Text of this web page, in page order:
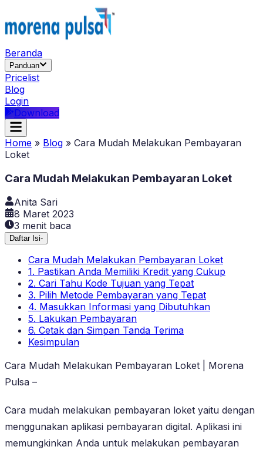
Beranda
Panduan
Pricelist
Blog
Login
Download
Home » Blog » Cara Mudah Melakukan Pembayaran
Loket
Cara Mudah Melakukan Pembayaran Loket
Anita Sari
8 Maret 2023
3 menit baca
Daftar Isi-
Cara Mudah Melakukan Pembayaran Loket
1. Pastikan Anda Memiliki Kredit yang Cukup
2. Cari Tahu Kode Tujuan yang Tepat
3. Pilih Metode Pembayaran yang Tepat
4. Masukkan Informasi yang Dibutuhkan
5. Lakukan Pembayaran
6. Cetak dan Simpan Tanda Terima
Kesimpulan
Cara Mudah Melakukan Pembayaran Loket | Morena
Pulsa –
Cara mudah melakukan pembayaran loket yaitu dengan
menggunakan aplikasi pembayaran digital. Aplikasi ini
memungkinkan Anda untuk melakukan pembayaran